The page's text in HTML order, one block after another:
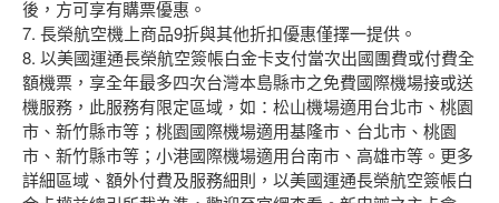
後，方可享有購票優惠。
7. 長榮航空機上商品9折與其他折扣優惠僅擇一提供。
8. 以美國運通長榮航空簽帳白金卡支付當次出國團費或付費全
額機票，享全年最多四次台灣本島縣市之免費國際機場接或送
機服務，此服務有限定區域，如：松山機場適用台北市、桃園
市、新竹縣市等；桃園國際機場適用基隆市、台北市、桃園
市、新竹縣市等；小港國際機場適用台南市、高雄市等。更多
詳細區域、額外付費及服務細則，以美國運通長榮航空簽帳白